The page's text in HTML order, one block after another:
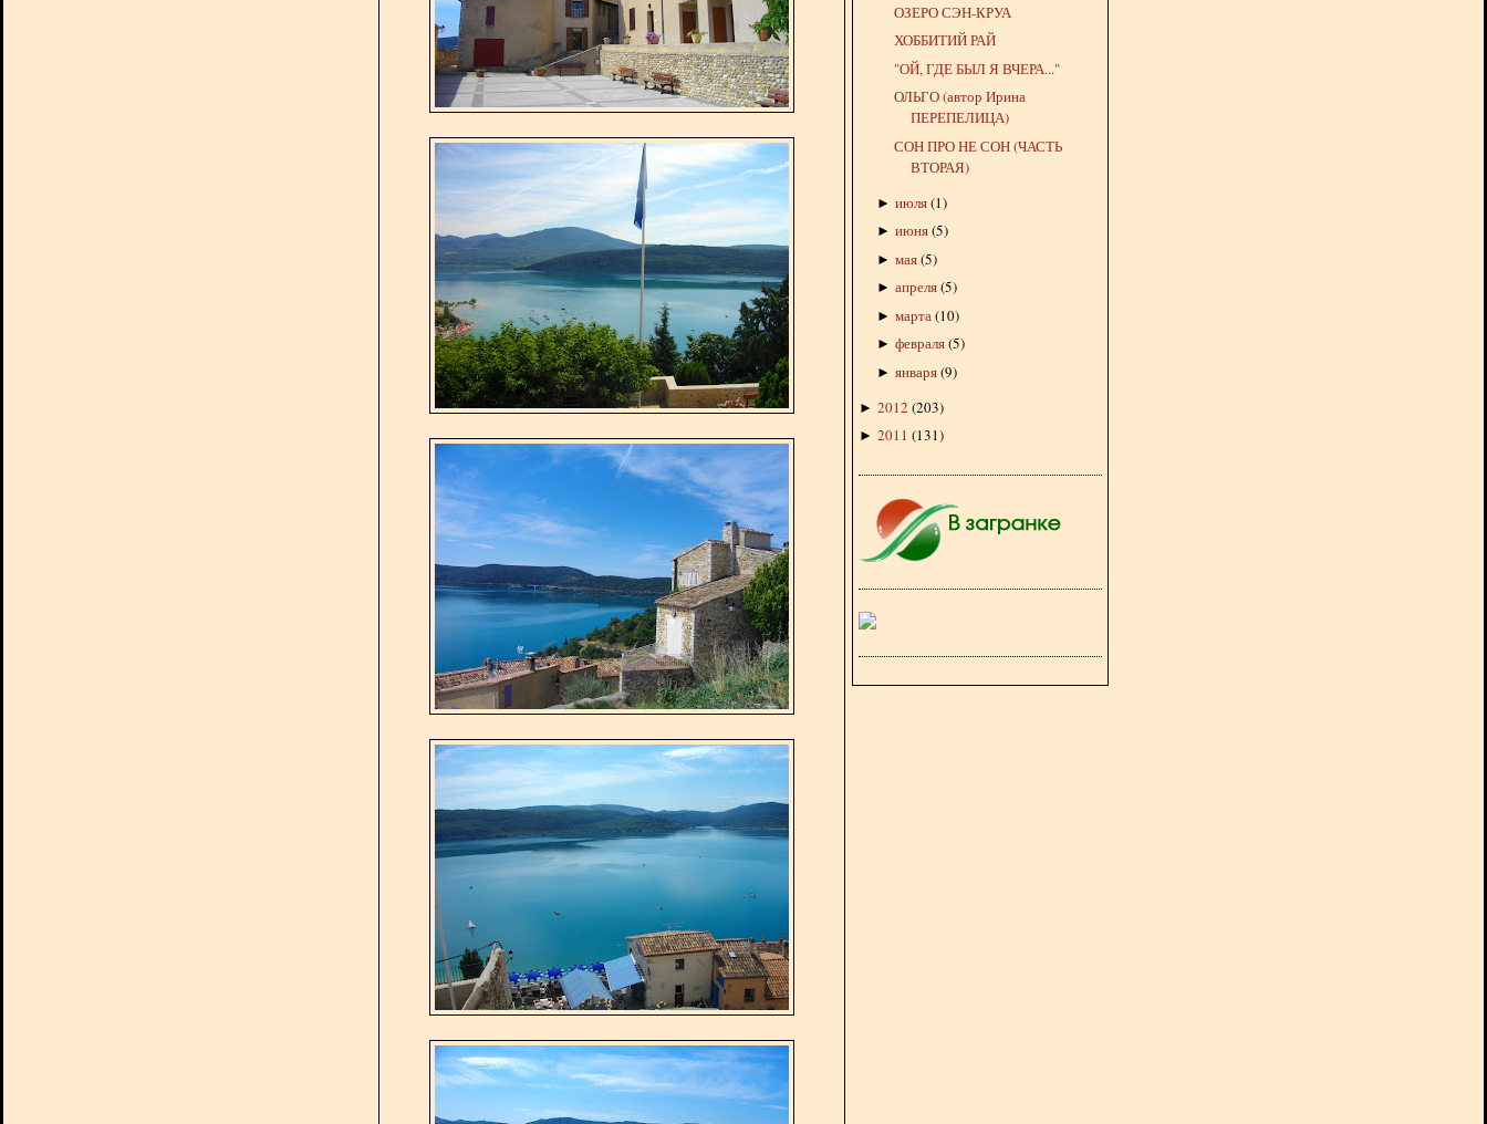
ОЗЕРО СЭН-КРУА
ХОББИТИЙ РАЙ
"ОЙ, ГДЕ БЫЛ Я ВЧЕРА..."
ОЛЬГО (автор Ирина
ПЕРЕПЕЛИЦА)
СОН ПРО НЕ СОН (ЧАСТЬ
ВТОРАЯ)
► июля(1)
► июня(5)
► мая(5)
► апреля(5)
► марта(10)
► февраля(5)
► января(9)
► 2012 (203)
► 2011 (131)